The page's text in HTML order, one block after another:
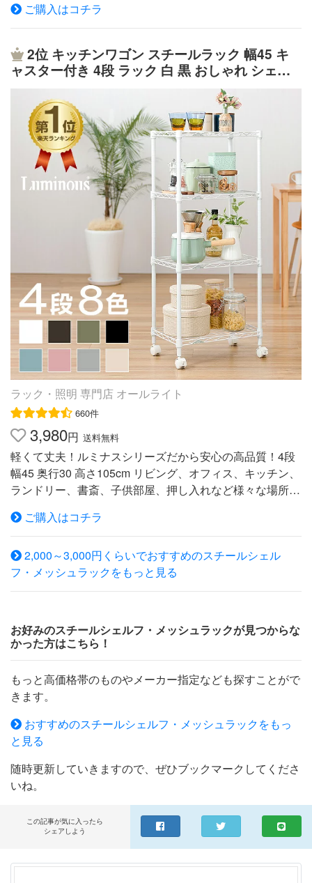
カラー・数量など誤入力が増えております。ご注文確定前
に必ずご確認ください。※大変人気商品のため、お取り置
きは出来かねます。※ 収納率抜群！！奥行35cmで、衣
類・家電等の収納にぴったりなサイズです。br>組み立て
はネジやクギを使わずに簡単に組み立てることができま
す。耐荷重は、棚板1枚当たり50kg、全体で100kgです。
別売のキャスターを使用すれば、移動ラクラクのオリジナ
ルメタルラックに仕上げることができます。 ●商品サイズ
（cm）：幅約55×奥行約35×高さ約80（アジャスター含
む）●耐荷重棚板1枚あたり：約50kg全体：約100kg●棚
板：3枚●主要材質 本体：スチール（エポキシ粉体塗装）
固定部分：ABS樹脂 キャスター メタルラックスリム おも
ちゃ 箱 収納 ボックス キッズ おもちゃ 収納 おもちゃ箱
ラック おもちゃ 収納ラック おもちゃ 片付け ラック子ど
も おもちゃ 収納 おもちゃ 収納 ケース おもちゃ収納 リ
ビング 子供 おもちゃラック 子供 おもちゃ棚 収納棚
本 ラック 収納 子供 アイリスオーヤマカラーメタルラッ
ク 棚 かわいい おしゃれ 新生活 新生活応援 引っ越し
引っこし 一人暮らし 新居★急上昇キーワード↑↑ ひんや
りアイテム ラグ 座椅子 マットレス ソファー テーブル 収
納 本棚 ご注文前のよくある質問についてご確認下さい[
FAQ ] 組み立て動画はこちら その他のタイプはこちら 55
×35cm4段タイプ 75×35cm4段タイプ こちらもオススメ♪
カラータイプ1位 ＼今一番売れています／スチールラック
4段 幅752位スチールラック 5段 幅1203位スチールラック
4段 幅55
ご購入はコチラ
2位 キッチンワゴン スチールラック 幅45 キ
ャスター付き 4段 ラック 白 黒 おしゃれ シェル
フ メタル 収納 棚 スリム ワゴン キッチン収納 炊
飯器 ワゴン 洗面台 台所 サイドワゴン 北欧 シン
プル ホワイト ブラック ルミナスカラーラック lc
r45-4
ラック・照明 専門店 オールライト
660件
3,980円 送料無料
軽くて丈夫！ルミナスシリーズだから安心の高品質！4段
幅45 奥行30 高さ105cm リビング、オフィス、キッチン、
ランドリー、書斎、子供部屋、押し入れなど様々な場所で
ランド「ルミナス」を含むドウシシャ製のスチールラック
は 80%以上（当社調べ）の全国ホームセンターのスチー
ルラック売り場で採用されるほどプロのバイヤーイチオシ
です。 スチールラックブランド「ルミナス」を含むドウ
シシャ製のスチールラックは80%以上の全国ホームセンタ
ーから信頼されているラックです。「ルミナス」を手がけ
るドウシシャ製のスチールラックシリーズは、一般のご家
庭用ラック、クローゼット収納、オフィス収納ラックとし
てのご利用を目的に、リーズナブルでコストパフォーマン
スに特化したスチールラックです。耐荷重に優れたスチー
ル製ラックはスチールラック 、ワイヤーラック 、 パイプ
ラック 、 シルバーラック 、 メタルシェルフ 、 ワイヤー
シェルフ 、 ポールラック として、収納家具、収納棚 、
ンキング上位常連の激安・おしゃれな収納ラックです。 ※
ルミナス スチールラック・パーツはルミナス専用の為
エレクター社製 ホームエレクターや、アイリスオーヤマ
製品、山善、ニトリ、シェルゴ 製品のメタルシェルフと
の互換性はございませんのでご注意ください。どんなお部
ご購入はコチラ
2,000～3,000円くらいでおすすめのスチールシェル
フ・メッシュラックをもっと見る
お好みのスチールシェルフ・メッシュラックが見つからな
かった方はこちら！
もっと高価格帯のものやメーカー指定なども探すことがで
きます。
おすすめのスチールシェルフ・メッシュラックをもっ
と見る
随時更新していきますので、ぜひブックマークしてくださ
いね。
この記事が気に入ったら
シェアしよう